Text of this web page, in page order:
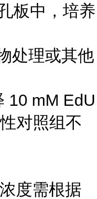
板中，培养
处理或其他
10 mM EdU
对照组不
度需根据